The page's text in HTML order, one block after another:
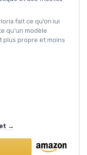
fait ce qu’on lui
qu’un modèle
plus propre et moins
→